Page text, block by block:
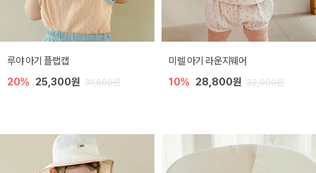
루야 아기 플랩캡
20% 25,300원 31,600원
미렐 아기 라운지웨어
10% 28,800원 32,000원